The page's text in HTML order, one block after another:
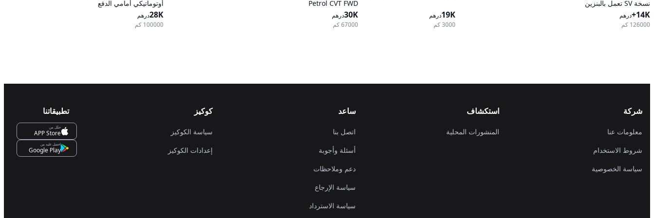
نسخة SV تعمل بالبنزين
وأوتوماتيكية للدفع الأمامي
14K+ درهم
126000 كم
19Kدرهم
3000 كم
Petrol CVT FWD
30Kدرهم
67000 كم
أوتوماتيكي أمامي الدفع
28Kدرهم
100000 كم
شركة
معلومات عنا
شروط الاستخدام
سياسة الخصوصية
استكشاف
المنشورات المحلية
ساعد
اتصل بنا
أسئلة وأجوبة
دعم وملاحظات
سياسة الإرجاع
سياسة الاسترداد
كوكيز
سياسة الكوكيز
إعدادات الكوكيز
تطبيقاتنا
حمِّل من
APP Store
احصل عليه من
Google Play